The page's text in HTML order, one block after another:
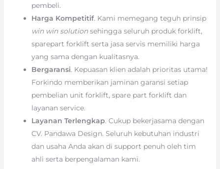
pembeli.
Harga Kompetitif. Kami memegang teguh prinsip
win win solutionsehingga seluruh produk forklift,
sparepart forklift serta jasa servis memiliki harga
yang sama dengan kualitasnya.
Bergaransi. Kepuasan klien adalah prioritas utama!
Forkindo memberikan jaminan garansi setiap
pembelian unit forklift, spare part forklift dan
layanan service.
Layanan Terlengkap. Cukup bekerjasama dengan
CV. Pandawa Design. Seluruh kebutuhan industri
dan usaha Anda akan di support penuh oleh tim
ahli serta berpengalaman kami.